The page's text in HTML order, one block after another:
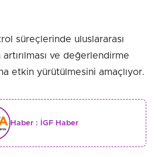
süreçlerinde uluslararası
ve değerlendirme
etkin yürütülmesini amaçlıyor.
Haber : İGF Haber